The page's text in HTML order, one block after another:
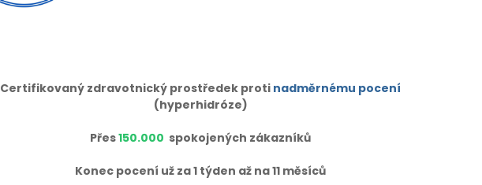
Certifikovaný zdravotnický prostředek proti nadměrnému pocení
(hyperhidróze)
Přes150.000 spokojených zákazníků
Konec pocení už za 1 týden až na 11 měsíců